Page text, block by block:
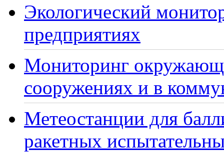
Экологический
предприятиях
Мониторинг
сооружениях и в
Метеостанции для
ракетных